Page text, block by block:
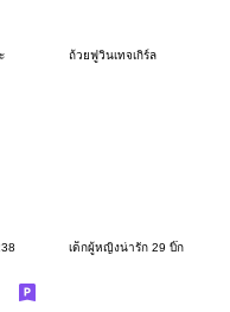
ถ้วยฟูวินเทจเกิร์ล
เด็กผู้หญิงน่ารัก 29 บิ๊ก